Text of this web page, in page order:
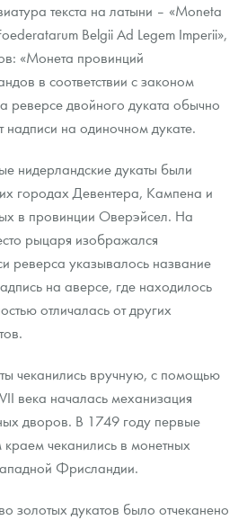
текста на латыни – «Moneta
Belgii Ad Legem Imperii»,
«Монета провинций
в соответствии с законом
реверсе двойного дуката обычно
надписи на одиночном дукате.
нидерландские дукаты были
городах Девентера, Кампена и
в провинции Оверэйсел. На
рыцаря изображался
реверса указывалось название
на аверсе, где находилось
отличалась от других
чеканились вручную, с помощью
века началась механизация
дворов. В 1749 году первые
чеканились в монетных
Фрисландии.
золотых дукатов было отчеканено